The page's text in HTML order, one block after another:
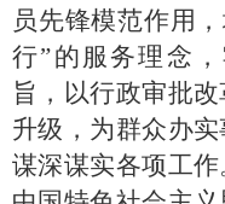
员先锋模范作用
行”的服务理念
旨，以行政审批
升级，为群众办
谋深谋实各项工